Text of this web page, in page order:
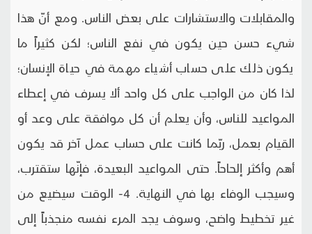
والمقابلات والاستشارات على بعض الناس. ومع أنّ هذا
شيء حسن حين يكون في نفع الناس؛ لكن كثيراً ما
يكون ذلك على حساب أشياء مهمة في حياة الإنسان؛
لذا كان من الواجب على كل واحد ألا يسرف في إعطاء
المواعيد للناس، وأن يعلم أن كل موافقة على وعد أو
القيام بعمل، ربّما كانت على حساب عمل آخر قد يكون
أهم وأكثر إلحاحاً. حتى المواعيد البعيدة، فإنّها ستقترب،
وسيجب الوفاء بها في النهاية. 4- الوقت سيضيع من
غير تخطيط واضح، وسوف يجد المرء نفسه منجذباً إلى